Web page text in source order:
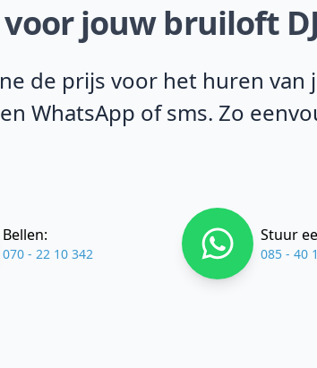
jouw bruiloft
de prijs voor het huren van
WhatsApp of sms. Zo
Bellen:
070 - 22 10 342
Stuur
085 - 40